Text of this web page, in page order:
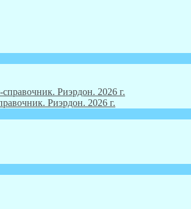
Риэрдон. 2026 г.